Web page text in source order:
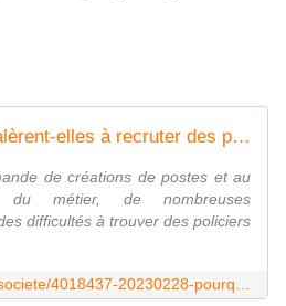
Pourquoi les villes galèrent-elles à recruter des policiers municipaux ?
de créations de postes et au
du métier, de nombreuses
difficultés à trouver des policiers